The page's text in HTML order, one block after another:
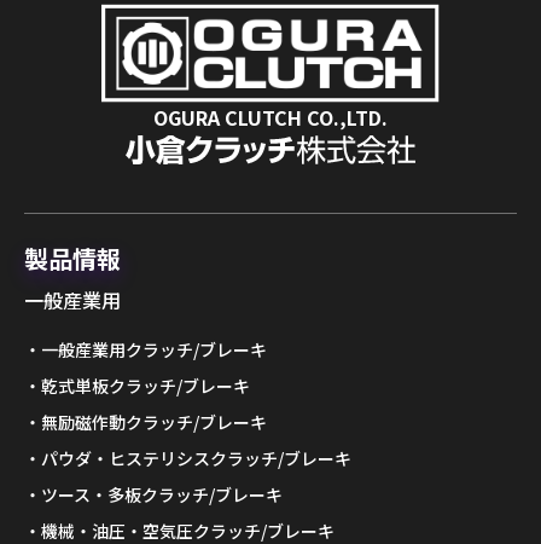
OGURA CLUTCH CO.,LTD.
製品情報
一般産業用
一般産業用クラッチ/ブレーキ
乾式単板クラッチ/ブレーキ
無励磁作動クラッチ/ブレーキ
パウダ・ヒステリシスクラッチ/ブレーキ
ツース・多板クラッチ/ブレーキ
機械・油圧・空気圧クラッチ/ブレーキ